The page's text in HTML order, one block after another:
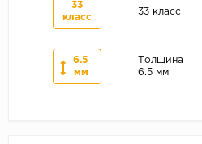
33
класс
33 класс
6.5
мм
Толщина
6.5 мм